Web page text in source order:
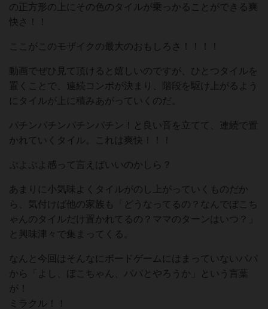
の正方形の上にその色のタイルが乗っかることができる爽
快さ！！
ここがこのモザイクの最大のおもしろさ！！！！
動画でぜひ見て頂けると嬉しいのですが、ひとつタイルを
置くことで、連続コンボが決まり、階段を駆け上がるよう
にタイルが上に積みあがっていくのだ。
パチンパチンパチンパチン！と良い音を立てて、連続で置
かれていくタイル。これは爽快！！！
ぷよぷよ感って言えばいいのかしら？
あまりに小気味よくタイルがのし上がっていくものだか
ら、気付けば他の家族も「どうなってるの？なんでぼこち
ゃんのタイルだけ置かれてるの？ママのターンはいつ？」
と興味津々で集まってくる。
なんと今回はそんなにボードゲームにはまっていないパパ
から「よし、ぼこちゃん、パパとやろうか」という言葉
が！
ミラクル！！